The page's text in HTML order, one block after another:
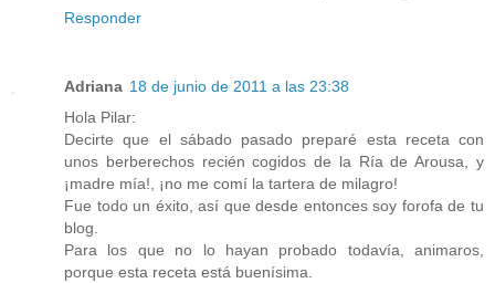
Responder
Adriana 18 de junio de 2011 a las 23:38
Hola Pilar:
Decirte que el sábado pasado preparé esta receta con
unos berberechos recién cogidos de la Ría de Arousa, y
¡madre mía!, ¡no me comí la tartera de milagro!
Fue todo un éxito, así que desde entonces soy forofa de tu
blog.
Para los que no lo hayan probado todavía, animaros,
porque esta receta está buenísima.